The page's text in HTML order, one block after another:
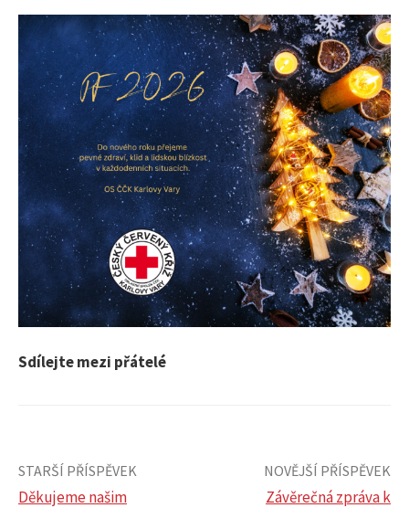
e
d
á
v
á
n
Sdílejte mezi přátelé
STARŠÍ PŘÍSPĚVEK
Děkujeme našim
NOVĚJŠÍ PŘÍSPĚVEK
Závěrečná zpráva k